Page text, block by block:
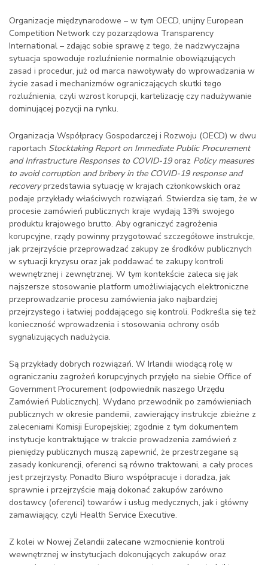
Organizacje międzynarodowe – w tym OECD, unijny European
Competition Network czy pozarządowa Transparency
International – zdając sobie sprawę z tego, że nadzwyczajna
sytuacja spowoduje rozluźnienie normalnie obowiązujących
zasad i procedur, już od marca nawoływały do wprowadzania w
życie zasad i mechanizmów ograniczających skutki tego
rozluźnienia, czyli wzrost korupcji, kartelizację czy nadużywanie
dominującej pozycji na rynku.
Organizacja Współpracy Gospodarczej i Rozwoju (OECD) w dwu
raportach Stocktaking Report on Immediate Public Procurement
and Infrastructure Responses to COVID-19oraz Policy measures
to avoid corruption and bribery in the COVID-19 response and
recoveryprzedstawia sytuację w krajach członkowskich oraz
podaje przykłady właściwych rozwiązań. Stwierdza się tam, że w
procesie zamówień publicznych kraje wydają 13% swojego
produktu krajowego brutto. Aby ograniczyć zagrożenia
korupcyjne, rządy powinny przygotować szczegółowe instrukcje,
jak przejrzyście przeprowadzać zakupy ze środków publicznych
w sytuacji kryzysu oraz jak poddawać te zakupy kontroli
wewnętrznej i zewnętrznej. W tym kontekście zaleca się jak
najszersze stosowanie platform umożliwiających elektroniczne
przeprowadzanie procesu zamówienia jako najbardziej
przejrzystego i łatwiej poddającego się kontroli. Podkreśla się też
konieczność wprowadzenia i stosowania ochrony osób
sygnalizujących nadużycia.
Są przykłady dobrych rozwiązań. W Irlandii wiodącą rolę w
ograniczaniu zagrożeń korupcyjnych przyjęło na siebie Office of
Government Procurement (odpowiednik naszego Urzędu
Zamówień Publicznych). Wydano przewodnik po zamówieniach
publicznych w okresie pandemii, zawierający instrukcje zbieżne z
zaleceniami Komisji Europejskiej; zgodnie z tym dokumentem
instytucje kontraktujące w trakcie prowadzenia zamówień z
pieniędzy publicznych muszą zapewnić, że przestrzegane są
zasady konkurencji, oferenci są równo traktowani, a cały proces
jest przejrzysty. Ponadto Biuro współpracuje i doradza, jak
sprawnie i przejrzyście mają dokonać zakupów zarówno
dostawcy (oferenci) towarów i usług medycznych, jak i główny
zamawiający, czyli Health Service Executive.
Z kolei w Nowej Zelandii zalecane wzmocnienie kontroli
wewnętrznej w instytucjach dokonujących zakupów oraz